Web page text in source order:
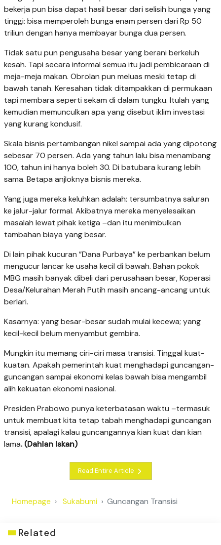
bekerja pun bisa dapat hasil besar dari selisih bunga yang
tinggi: bisa memperoleh bunga enam persen dari Rp 50
triliun dengan hanya membayar bunga dua persen.
Tidak satu pun pengusaha besar yang berani berkeluh
kesah. Tapi secara informal semua itu jadi pembicaraan di
meja-meja makan. Obrolan pun meluas meski tetap di
bawah tanah. Keresahan tidak ditampakkan di permukaan
tapi membara seperti sekam di dalam tungku. Itulah yang
kemudian memunculkan apa yang disebut iklim investasi
yang kurang kondusif.
Skala bisnis pertambangan nikel sampai ada yang dipotong
sebesar 70 persen. Ada yang tahun lalu bisa menambang
100, tahun ini hanya boleh 30. Di batubara kurang lebih
sama. Betapa anjloknya bisnis mereka.
Yang juga mereka keluhkan adalah: tersumbatnya saluran
ke jalur-jalur formal. Akibatnya mereka menyelesaikan
masalah lewat pihak ketiga –dan itu menimbulkan
tambahan biaya yang besar.
Di lain pihak kucuran ”Dana Purbaya” ke perbankan belum
mengucur lancar ke usaha kecil di bawah. Bahan pokok
MBG masih banyak dibeli dari perusahaan besar, Koperasi
Desa/Kelurahan Merah Putih masih ancang-ancang untuk
berlari.
Kasarnya: yang besar-besar sudah mulai kecewa; yang
kecil-kecil belum menyambut gembira.
Mungkin itu memang ciri-ciri masa transisi. Tinggal kuat-
kuatan. Apakah pemerintah kuat menghadapi guncangan-
guncangan sampai ekonomi kelas bawah bisa mengambil
alih kekuatan ekonomi nasional.
Presiden Prabowo punya keterbatasan waktu –termasuk
untuk membuat kita tetap tabah menghadapi guncangan
transisi, apalagi kalau guncangannya kian kuat dan kian
lama. (Dahlan Iskan)
Read Entire Article
Homepage Sukabumi Guncangan Transisi
Related